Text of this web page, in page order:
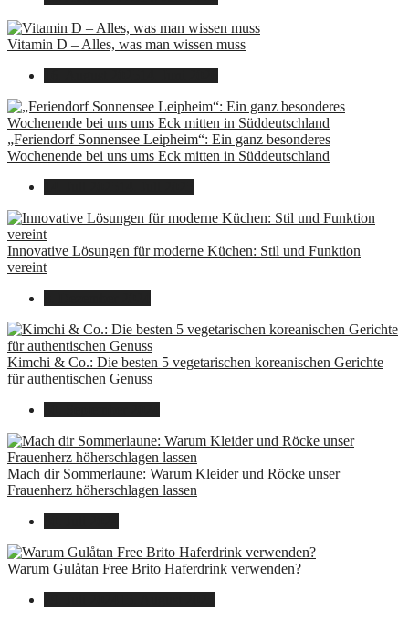
Vitamin D – Alles, was man wissen muss
„Feriendorf Sonnensee Leipheim“: Ein ganz besonderes
Wochenende bei uns ums Eck mitten in Süddeutschland
Innovative Lösungen für moderne Küchen: Stil und Funktion
vereint
Kimchi & Co.: Die besten 5 vegetarischen koreanischen Gerichte
für authentischen Genuss
Mach dir Sommerlaune: Warum Kleider und Röcke unser
Frauenherz höherschlagen lassen
Warum Gulåtan Free Brito Haferdrink verwenden?